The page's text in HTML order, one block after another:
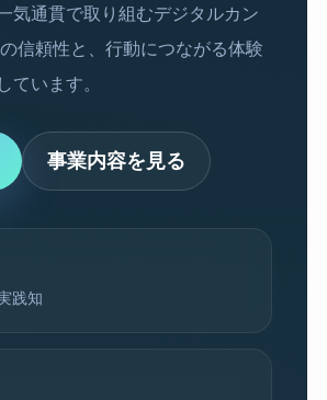
気通貫で取り組むデジタルカン
信頼性と、行動につながる体験
ています。
事業内容を見る
践知